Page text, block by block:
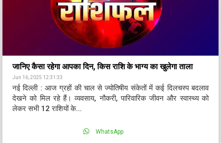
जानिए कैसा रहेगा आपका दिन, किस राशि के भाग्य का खुलेगा ताला
Jun 16, 2025 12:31:33
नई दिल्ली : आज ग्रहों की चाल से ज्योतिषीय संकेतों में कई दिलचस्प बदलाव
देखने को मिल रहे हैं। व्यवसाय, नौकरी, पारिवारिक जीवन और स्वास्थ्य को
लेकर सभी 12 राशियों के...
WhatsApp